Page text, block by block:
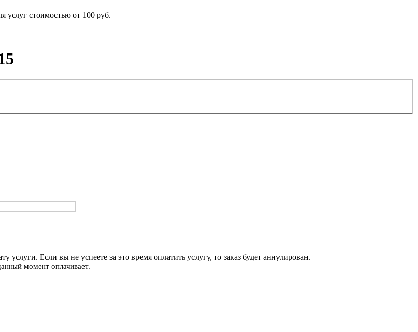
услуг стоимостью от 100 руб.
Если вы не успеете за это время оплатить услугу, то заказ будет аннулирован.
момент оплачивает.